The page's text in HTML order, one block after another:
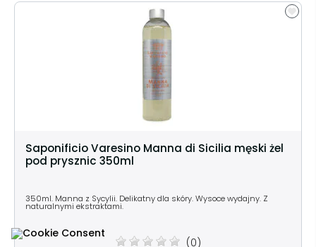
Saponificio Varesino Manna di Sicilia męski żel
pod prysznic 350ml
350ml. Manna z Sycylii. Delikatny dla skóry. Wysoce wydajny. Z
naturalnymi ekstraktami.
(0)